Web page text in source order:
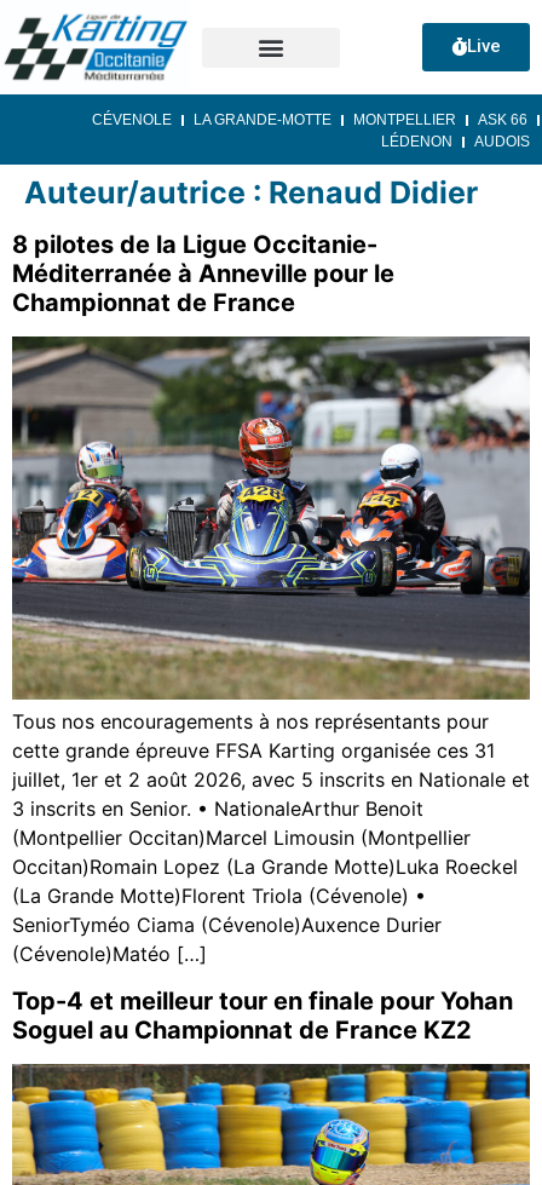
Live
CÉVENOLE LA GRANDE-MOTTE MONTPELLIER
ASK 66
LÉDENON
AUDOIS
Auteur/autrice : Renaud Didier
8 pilotes de la Ligue Occitanie-
Méditerranée à Anneville pour le
Championnat de France
Tous nos encouragements à nos représentants pour
cette grande épreuve FFSA Karting organisée ces 31
juillet, 1er et 2 août 2026, avec 5 inscrits en Nationale et
3 inscrits en Senior. • NationaleArthur Benoit
(Montpellier Occitan)Marcel Limousin (Montpellier
Occitan)Romain Lopez (La Grande Motte)Luka Roeckel
(La Grande Motte)Florent Triola (Cévenole) •
SeniorTyméo Ciama (Cévenole)Auxence Durier
(Cévenole)Matéo […]
Top-4 et meilleur tour en finale pour Yohan
Soguel au Championnat de France KZ2